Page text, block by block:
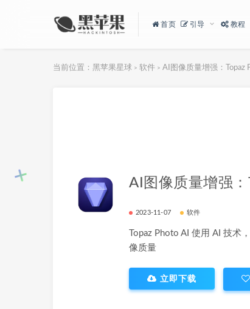
首页 引导 教程
当前位置： 黑苹果星球 > 软件 > AI图像质量增强：Topaz
AI图像质量增强
2023-11-07 软件
Topaz Photo AI 使用 AI 技术
像质量
立即下载